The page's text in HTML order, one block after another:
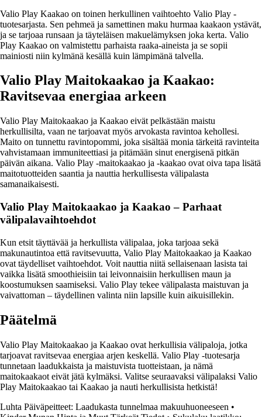
Valio Play Kaakao on toinen herkullinen vaihtoehto Valio Play -
tuotesarjasta. Sen pehmeä ja samettinen maku hurmaa kaakaon ystävät,
ja se tarjoaa runsaan ja täyteläisen makuelämyksen joka kerta. Valio
Play Kaakao on valmistettu parhaista raaka-aineista ja se sopii
mainiosti niin kylmänä kesällä kuin lämpimänä talvella.
Valio Play Maitokaakao ja Kaakao:
Ravitsevaa energiaa arkeen
Valio Play Maitokaakao ja Kaakao eivät pelkästään maistu
herkullisilta, vaan ne tarjoavat myös arvokasta ravintoa kehollesi.
Maito on tunnettu ravintopommi, joka sisältää monia tärkeitä ravinteita
vahvistamaan immuniteettiasi ja pitämään sinut energisenä pitkän
päivän aikana. Valio Play -maitokaakao ja -kaakao ovat oiva tapa lisätä
maitotuotteiden saantia ja nauttia herkullisesta välipalasta
samanaikaisesti.
Valio Play Maitokaakao ja Kaakao – Parhaat
välipalavaihtoehdot
Kun etsit täyttävää ja herkullista välipalaa, joka tarjoaa sekä
makunautintoa että ravitsevuutta, Valio Play Maitokaakao ja Kaakao
ovat täydelliset vaihtoehdot. Voit nauttia niitä sellaisenaan lasista tai
vaikka lisätä smoothieisiin tai leivonnaisiin herkullisen maun ja
koostumuksen saamiseksi. Valio Play tekee välipalasta maistuvan ja
vaivattoman – täydellinen valinta niin lapsille kuin aikuisillekin.
Päätelmä
Valio Play Maitokaakao ja Kaakao ovat herkullisia välipaloja, jotka
tarjoavat ravitsevaa energiaa arjen keskellä. Valio Play -tuotesarja
tunnetaan laadukkaista ja maistuvista tuotteistaan, ja nämä
maitokaakaot eivät jätä kylmäksi. Valitse seuraavaksi välipalaksi Valio
Play Maitokaakao tai Kaakao ja nauti herkullisista hetkistä!
Luhta Päiväpeitteet: Laadukasta tunnelmaa makuuhuoneeseen •